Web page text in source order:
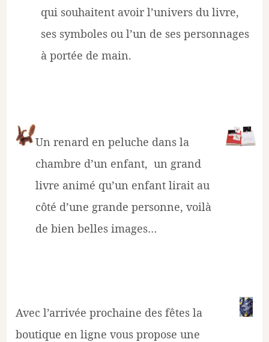
qui souhaitent avoir l’univers du livre,
ses symboles ou l’un de ses personnages
à portée de main.
Un renard en peluche dans la
chambre d’un enfant, un grand
livre animé qu’un enfant lirait au
côté d’une grande personne, voilà
de bien belles images…
Avec l’arrivée prochaine des fêtes la
boutique en ligne vous propose une